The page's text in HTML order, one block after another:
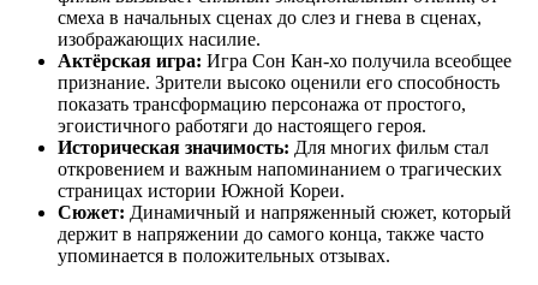
смеха в начальных сценах до слез и гнева в сценах,
изображающих насилие.
Актёрская игра: Игра Сон Кан-хо получила всеобщее
признание. Зрители высоко оценили его способность
показать трансформацию персонажа от простого,
эгоистичного работяги до настоящего героя.
Историческая значимость: Для многих фильм стал
откровением и важным напоминанием о трагических
страницах истории Южной Кореи.
Сюжет: Динамичный и напряженный сюжет, который
держит в напряжении до самого конца, также часто
упоминается в положительных отзывах.